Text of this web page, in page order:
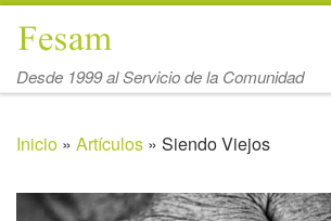
Saltar al contenido
Desde 1999 al Servicio de la Comunidad
Inicio » Artículos » Siendo Viejos